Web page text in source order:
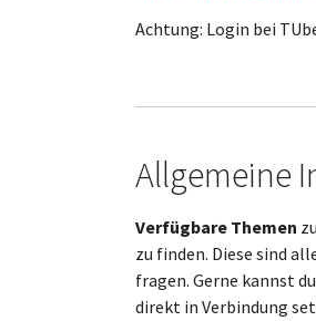
Achtung: Login bei
Allgemeine
Verfügbare Themen
zu finden. Diese sind
fragen. Gerne kannst
direkt in Verbindung